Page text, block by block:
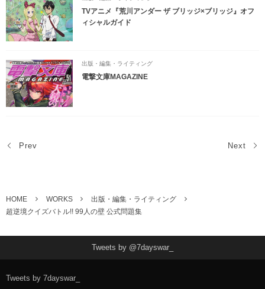
TVアニメ『荒川アンダー ザ ブリッジ×ブリッジ』オフ
ィシャルガイド
出版・編集・ライティング
電撃文庫MAGAZINE
Prev Next
HOME WORKS
出版・編集・ライティング
超逆境クイズバトル!! 99人の壁 公式問題集
Tweets by @7dayswar_
Tweets by 7dayswar_